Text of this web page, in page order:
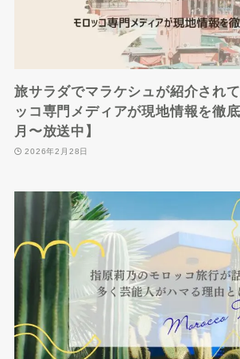
旅サラダでマラケシュが紹介され
ッコ専門メディアが現地情報を徹
月〜放送中】
2026年2月28日